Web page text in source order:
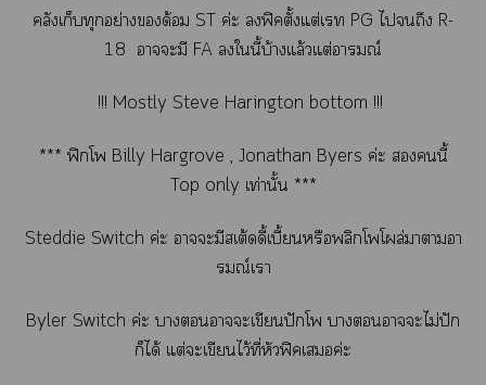
คลังเก็บทุกอย่างด้อม ST ค่ะ ฟิคตั้งแต่เ PG ไถึง R-
18 าะมี FA ในี้บ้างแล้วแต่อารมณ์
!!! Mostly Steve Harington bottom !!!
*** ฟิกโ Billy Hargrove , Jonathan Byers ค่ะ นี้
Top only เท่านั้น ***
Steddie Switch ค่ะ าะมีสเต้ดดี้เบี้ยนหรือพลิกโโผล่าาอา
รมณ์เา
Byler Switch ค่ะ าาะเขียนปักโ าาะไม่ปัก
ก็ได้ แต่ะเขียนไว้ที่หัวฟิคเค่ะ